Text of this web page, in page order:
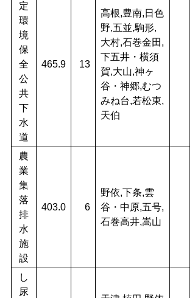
定
環
境
保
全
公
共
下
水
道
465.9 13
高根,豊南,日色
野,五並,駒形,
大村,石巻金田,
下五井・横須
賀,大山,神ヶ
谷・神郷,むつ
みね台,若松東,
天伯
農
業
集
落
排
水
施
設
403.0 6
野依,下条,雲
谷・中原,五号,
石巻高井,嵩山
し
尿